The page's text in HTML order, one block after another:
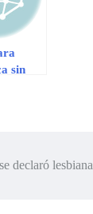
sin
declaró lesbiana